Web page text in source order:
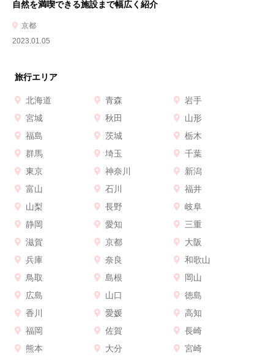
自然を満喫できる施設まで幅広く紹介
京都
2023.01.05
旅行エリア
北海道 青森
岩手
宮城
秋田
山形
福島
茨城
栃木
群馬
埼玉
千葉
東京
神奈川
新潟
富山
石川
福井
山梨
長野
岐阜
静岡
愛知
三重
滋賀
京都
大阪
兵庫
奈良
和歌山
鳥取
島根
岡山
広島
山口
徳島
香川
愛媛
高知
福岡
佐賀
長崎
熊本
大分
宮崎